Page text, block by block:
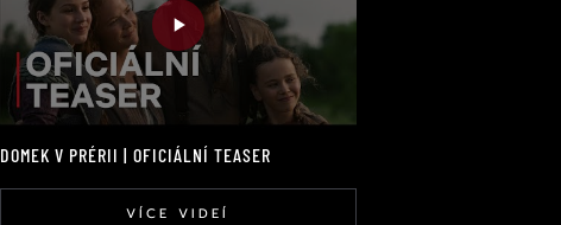
DOMEK V PRÉRII | OFICIÁLNÍ TEASER
VÍCE VIDEÍ